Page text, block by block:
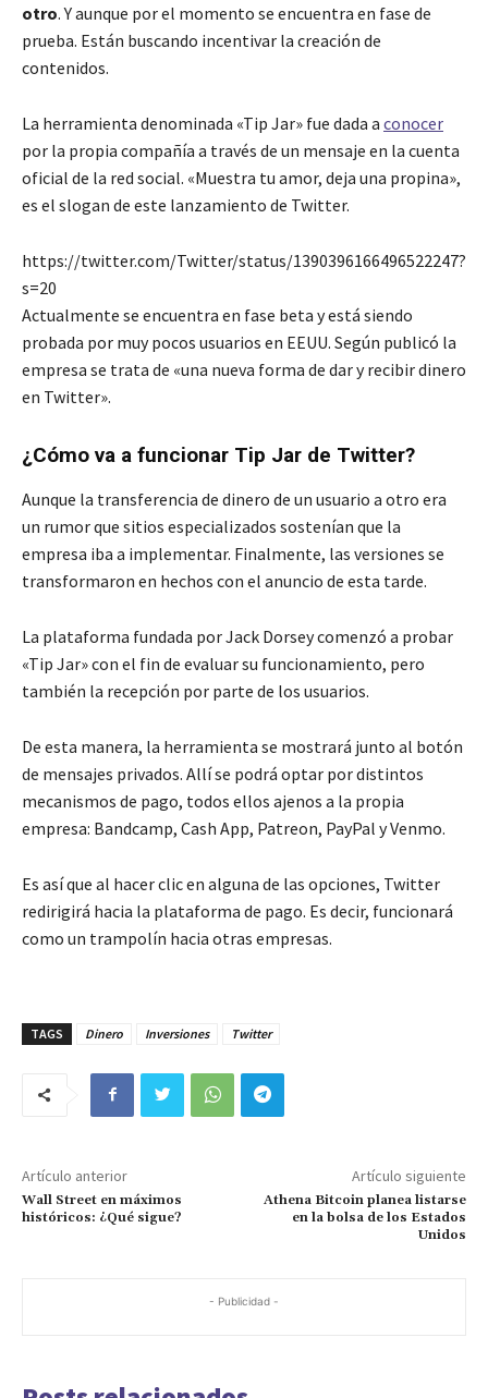
otro. Y aunque por el momento se encuentra en fase de
prueba. Están buscando incentivar la creación de
contenidos.
La herramienta denominada «Tip Jar» fue dada a conocer
por la propia compañía a través de un mensaje en la cuenta
oficial de la red social. «Muestra tu amor, deja una propina»,
es el slogan de este lanzamiento de Twitter.
https://twitter.com/Twitter/status/1390396166496522247?
s=20
Actualmente se encuentra en fase beta y está siendo
probada por muy pocos usuarios en EEUU. Según publicó la
empresa se trata de «una nueva forma de dar y recibir dinero
en Twitter».
¿Cómo va a funcionar Tip Jar de Twitter?
Aunque la transferencia de dinero de un usuario a otro era
un rumor que sitios especializados sostenían que la
empresa iba a implementar. Finalmente, las versiones se
transformaron en hechos con el anuncio de esta tarde.
La plataforma fundada por Jack Dorsey comenzó a probar
«Tip Jar» con el fin de evaluar su funcionamiento, pero
también la recepción por parte de los usuarios.
De esta manera, la herramienta se mostrará junto al botón
de mensajes privados. Allí se podrá optar por distintos
mecanismos de pago, todos ellos ajenos a la propia
empresa: Bandcamp, Cash App, Patreon, PayPal y Venmo.
Es así que al hacer clic en alguna de las opciones, Twitter
redirigirá hacia la plataforma de pago. Es decir, funcionará
como un trampolín hacia otras empresas.
TAGS Dinero Inversiones Twitter
Artículo anterior
Wall Street en máximos
históricos: ¿Qué sigue?
Artículo siguiente
Athena Bitcoin planea listarse
en la bolsa de los Estados
Unidos
- Publicidad -